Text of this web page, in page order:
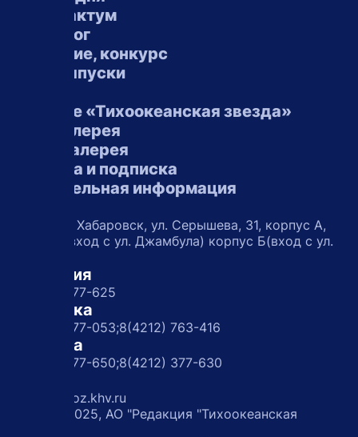
Постфактум
Некролог
Внимание, конкурс
Спецвыпуски
О газете «Тихоокеанская звезда»
Фотогалерея
Видеогалерея
Реклама и подписка
Обязательная информация
680038 г. Хабаровск, ул. Серышева, 31, корпус А,
офис 27(вход с ул. Джамбула) корпус Б(вход с ул.
Редакция
8(4212) 477-625
Подписка
8(4212) 377-053;8(4212) 763-416
Реклама
8(4212) 477-650;8(4212) 377-630
Reader@toz.khv.ru
© 2011 –2025, АО "Редакция "Тихоокеанская